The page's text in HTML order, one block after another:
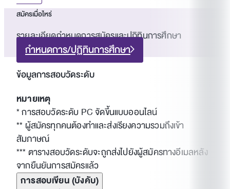
สมัครเมื่อไหร่
รายละเอียดกำหนดการสมัครและปฏิทินการศึกษา
กำหนดการ/ปฏิทินการศึกษา
ข้อมูลการสอบวัดระดับ
หมายเหตุ
* การสอบวัดระดับ PC จัดขึ้นแบบออนไลน์
** ผู้สมัครทุกคนต้องทำและส่งเรียงความรวมถึงเข้า
สัมภาษณ์
*** ตารางสอบวัดระดับจะถูกส่งไปยังผู้สมัครทางอีเมลหลัง
จากยืนยันการสมัครแล้ว
การสอบเขียน (บังคับ)